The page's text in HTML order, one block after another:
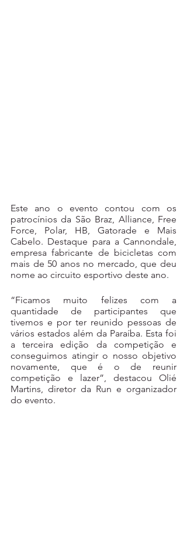
Este ano o evento contou com os
patrocínios da São Braz, Alliance, Free
Force, Polar, HB, Gatorade e Mais
Cabelo. Destaque para a Cannondale,
empresa fabricante de bicicletas com
mais de 50 anos no mercado, que deu
nome ao circuito esportivo deste ano.
“Ficamos muito felizes com a
quantidade de participantes que
tivemos e por ter reunido pessoas de
vários estados além da Paraíba. Esta foi
a terceira edição da competição e
conseguimos atingir o nosso objetivo
novamente, que é o de reunir
competição e lazer”, destacou Olié
Martins, diretor da Run e organizador
do evento.